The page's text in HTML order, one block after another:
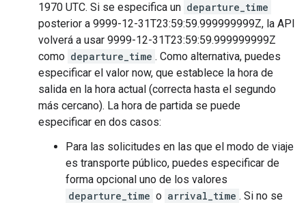
1970 UTC. Si se especifica un departure_time
posterior a 9999-12-31T23:59:59.999999999Z, la API
volverá a usar 9999-12-31T23:59:59.999999999Z
como departure_time . Como alternativa, puedes
especificar el valor now, que establece la hora de
salida en la hora actual (correcta hasta el segundo
más cercano). La hora de partida se puede
especificar en dos casos:
Para las solicitudes en las que el modo de viaje
es transporte público, puedes especificar de
forma opcional uno de los valores
departure_time o arrival_time . Si no se